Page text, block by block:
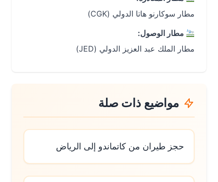
مطار سوكارنو هاتا الدولي (CGK)
مطار الوصول:
مطار الملك عبد العزيز الدولي (JED)
مواضيع ذات صلة
حجز طيران من كاتماندو إلى الرياض